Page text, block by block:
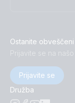
Ostanite obveščeni
Prijavite se na
Prijavite se
Družba